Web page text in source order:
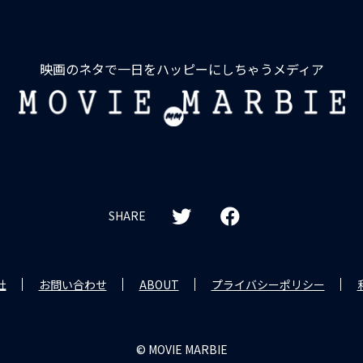
映画のネタで一日をハッピーにしちゃうメディア
MOVIE
MARBIE
SHARE
お問い合わせ ABOUT プライバシーポリシー
© MOVIE MARBIE